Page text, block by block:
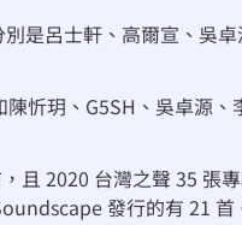
是呂士軒、高爾宣、吳
忻玥、G5SH、吳卓源
且 2020 台灣之聲 35 張
發行的有 21 首